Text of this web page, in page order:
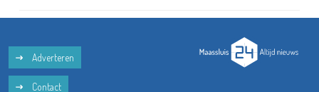
Adverteren
Contact